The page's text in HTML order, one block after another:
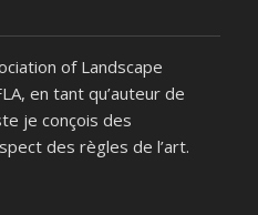
of Landscape
en tant qu’auteur de
je conçois des
des règles de l’art.